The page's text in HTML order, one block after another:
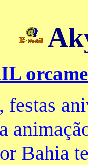
festas
Bahia